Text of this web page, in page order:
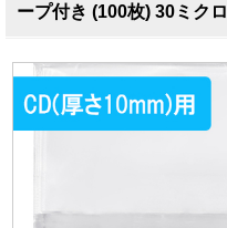
ープ付き (100枚) 30ミク